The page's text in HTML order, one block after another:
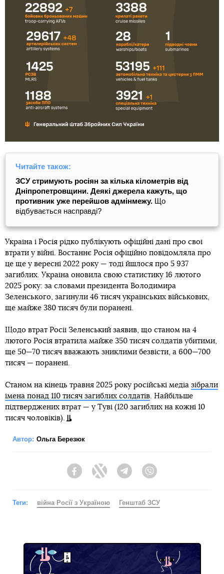
Читайте також:
ЗСУ стримують росіян за кілька кілометрів від
Дніпропетровщини. Деякі джерела кажуть, що
противник уже перейшов адмінмежу. Що
відбувається насправді?
Україна і Росія рідко публікують офіційні дані про свої
втрати у війні. Востаннє Росія офіційно повідомляла про
це ще у вересні 2022 року — тоді йшлося про 5 937
загиблих. Україна оновила свою статистику 16 лютого
2025 року: за словами президента Володимира
Зеленського, загинули 46 тисяч українських військових,
ще майже 380 тисяч були поранені.
Щодо втрат Росії Зеленський заявив, що станом на 4
лютого Росія втратила майже 350 тисяч солдатів убитими,
ще 50—70 тисяч вважають зниклими безвісти, а 600—700
тисяч — поранені.
Станом на кінець травня 2025 року російські медіа зібрали
імена понад 110 тисяч загиблих солдатів. Найбільше
підтверджених втрат — у Туві (120 загиблих на кожні 10
тисяч чоловіків).
Автор: Ольга Березюк
FacebookTwitter Telegram
Теги: війна Росії з Україною Генштаб ЗСУ